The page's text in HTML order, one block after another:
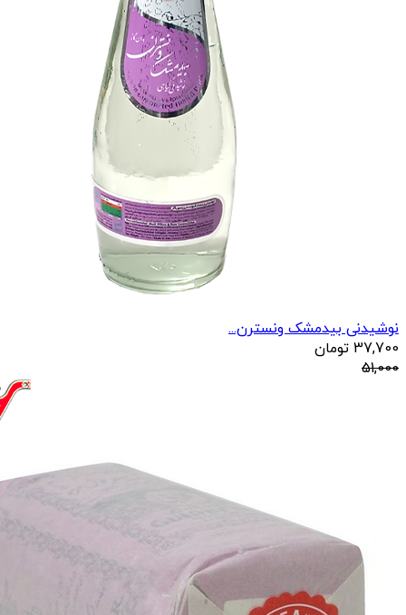
نوشیدنی بیدمشک ونسترن...
37,700 تومان
51,000